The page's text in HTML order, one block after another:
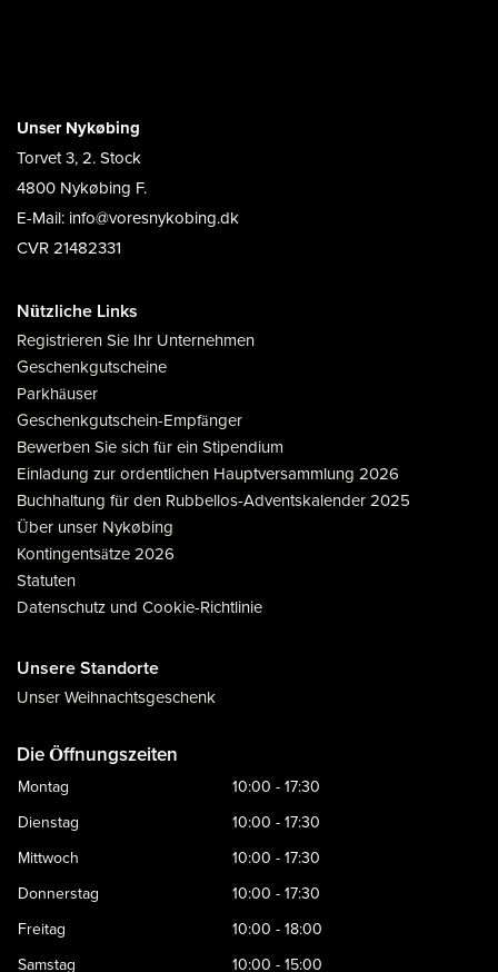
Unser Nykøbing
Torvet 3, 2. Stock
4800 Nykøbing F.
E-Mail: info@voresnykobing.dk
CVR 21482331
Nützliche Links
Registrieren Sie Ihr Unternehmen
Geschenkgutscheine
Parkhäuser
Geschenkgutschein-Empfänger
Bewerben Sie sich für ein Stipendium
Einladung zur ordentlichen Hauptversammlung 2026
Buchhaltung für den Rubbellos-Adventskalender 2025
Über unser Nykøbing
Kontingentsätze 2026
Statuten
Datenschutz und Cookie-Richtlinie
Unsere Standorte
Unser Weihnachtsgeschenk
Die Öffnungszeiten
Montag
10:00 - 17:30
Dienstag
10:00 - 17:30
Mittwoch
10:00 - 17:30
Donnerstag
10:00 - 17:30
Freitag
10:00 - 18:00
Samstag
10:00 - 15:00